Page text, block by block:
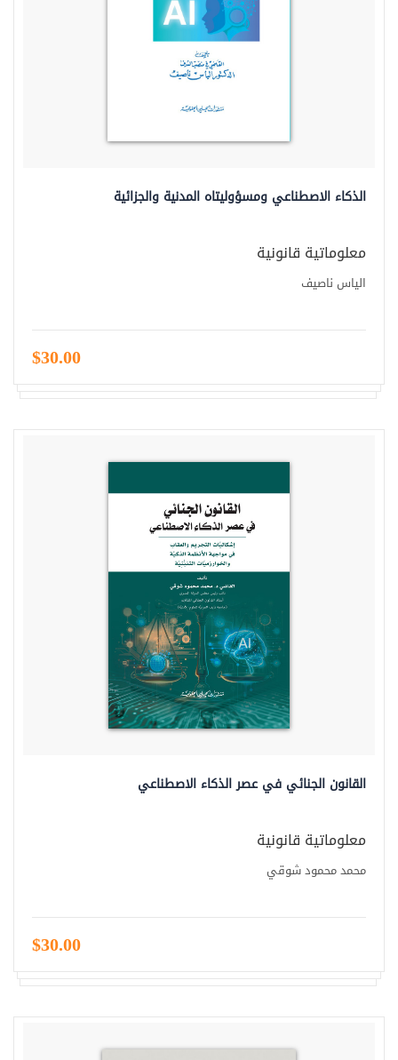
الذكاء الاصطناعي ومسؤوليتاه المدنية والجزائية
معلوماتية قانونية
الياس ناصيف
$30.00
القانون الجنائي في عصر الذكاء الاصطناعي
معلوماتية قانونية
محمد محمود شوقي
$30.00